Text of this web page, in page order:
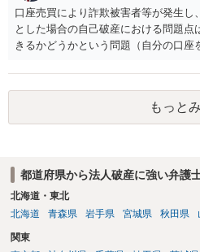
口座売買により詐欺被害者等が発生し
とした場合の自己破産における問題
きるかどうかという問題（自分の口
ち詐欺被害金の占める割合が大きい場
に振り分けられる可能性があるのでは
が判明して破産・免責となっても口座
が非免責債権に該当するのではないか
も、被害者との関係では、むしろ自己
の取り方」をする方が被害感情を逆な
（逆に立腹されることもありますが、
もっと
都道府県から法人破産に強い弁護
北海道・東北
北海道
青森県 岩手県 宮城県 秋田県
関東